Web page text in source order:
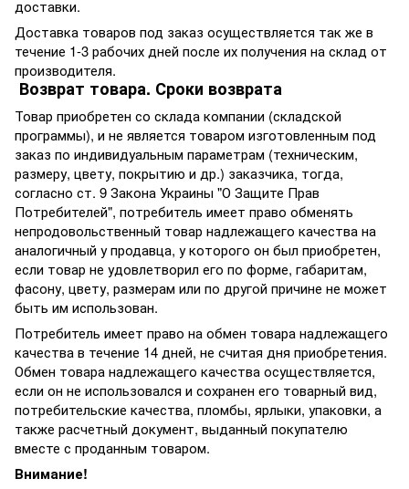
доставки.
Доставка товаров под заказ осуществляется так же в
течение 1-3 рабочих дней после их получения на склад от
производителя.
Возврат товара. Сроки возврата
Товар приобретен со склада компании (складской
программы), и не является товаром изготовленным под
заказ по индивидуальным параметрам (техническим,
размеру, цвету, покрытию и др.) заказчика, тогда,
согласно ст. 9 Закона Украины "О Защите Прав
Потребителей", потребитель имеет право обменять
непродовольственный товар надлежащего качества на
аналогичный у продавца, у которого он был приобретен,
если товар не удовлетворил его по форме, габаритам,
фасону, цвету, размерам или по другой причине не может
быть им использован.
Потребитель имеет право на обмен товара надлежащего
качества в течение 14 дней, не считая дня приобретения.
Обмен товара надлежащего качества осуществляется,
если он не использовался и сохранен его товарный вид,
потребительские качества, пломбы, ярлыки, упаковки, а
также расчетный документ, выданный покупателю
вместе с проданным товаром.
Внимание!